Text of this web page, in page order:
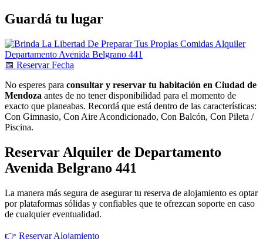
Guardá tu lugar
📅 ReservarFecha
No esperes para consultar y reservar tu habitación en Ciudad de
Mendoza antes de no tener disponibilidad para el momento de
exacto que planeabas. Recordá que está dentro de las características:
Con Gimnasio, Con Aire Acondicionado, Con Balcón, Con Pileta /
Piscina.
Reservar Alquiler de Departamento
Avenida Belgrano 441
La manera más segura de asegurar tu reserva de alojamiento es optar
por plataformas sólidas y confiables que te ofrezcan soporte en caso
de cualquier eventualidad.
👉 Reservar Alojamiento